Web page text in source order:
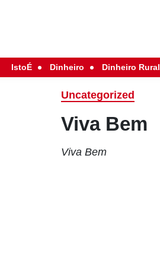
IstoÉ Dinheiro Dinheiro Rural
Uncategorized
Viva Bem
Viva Bem